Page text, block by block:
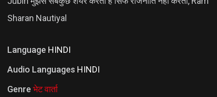
Sharan Nautiyal
Language HINDI
Audio Languages HINDI
Genre भेट वार्ता